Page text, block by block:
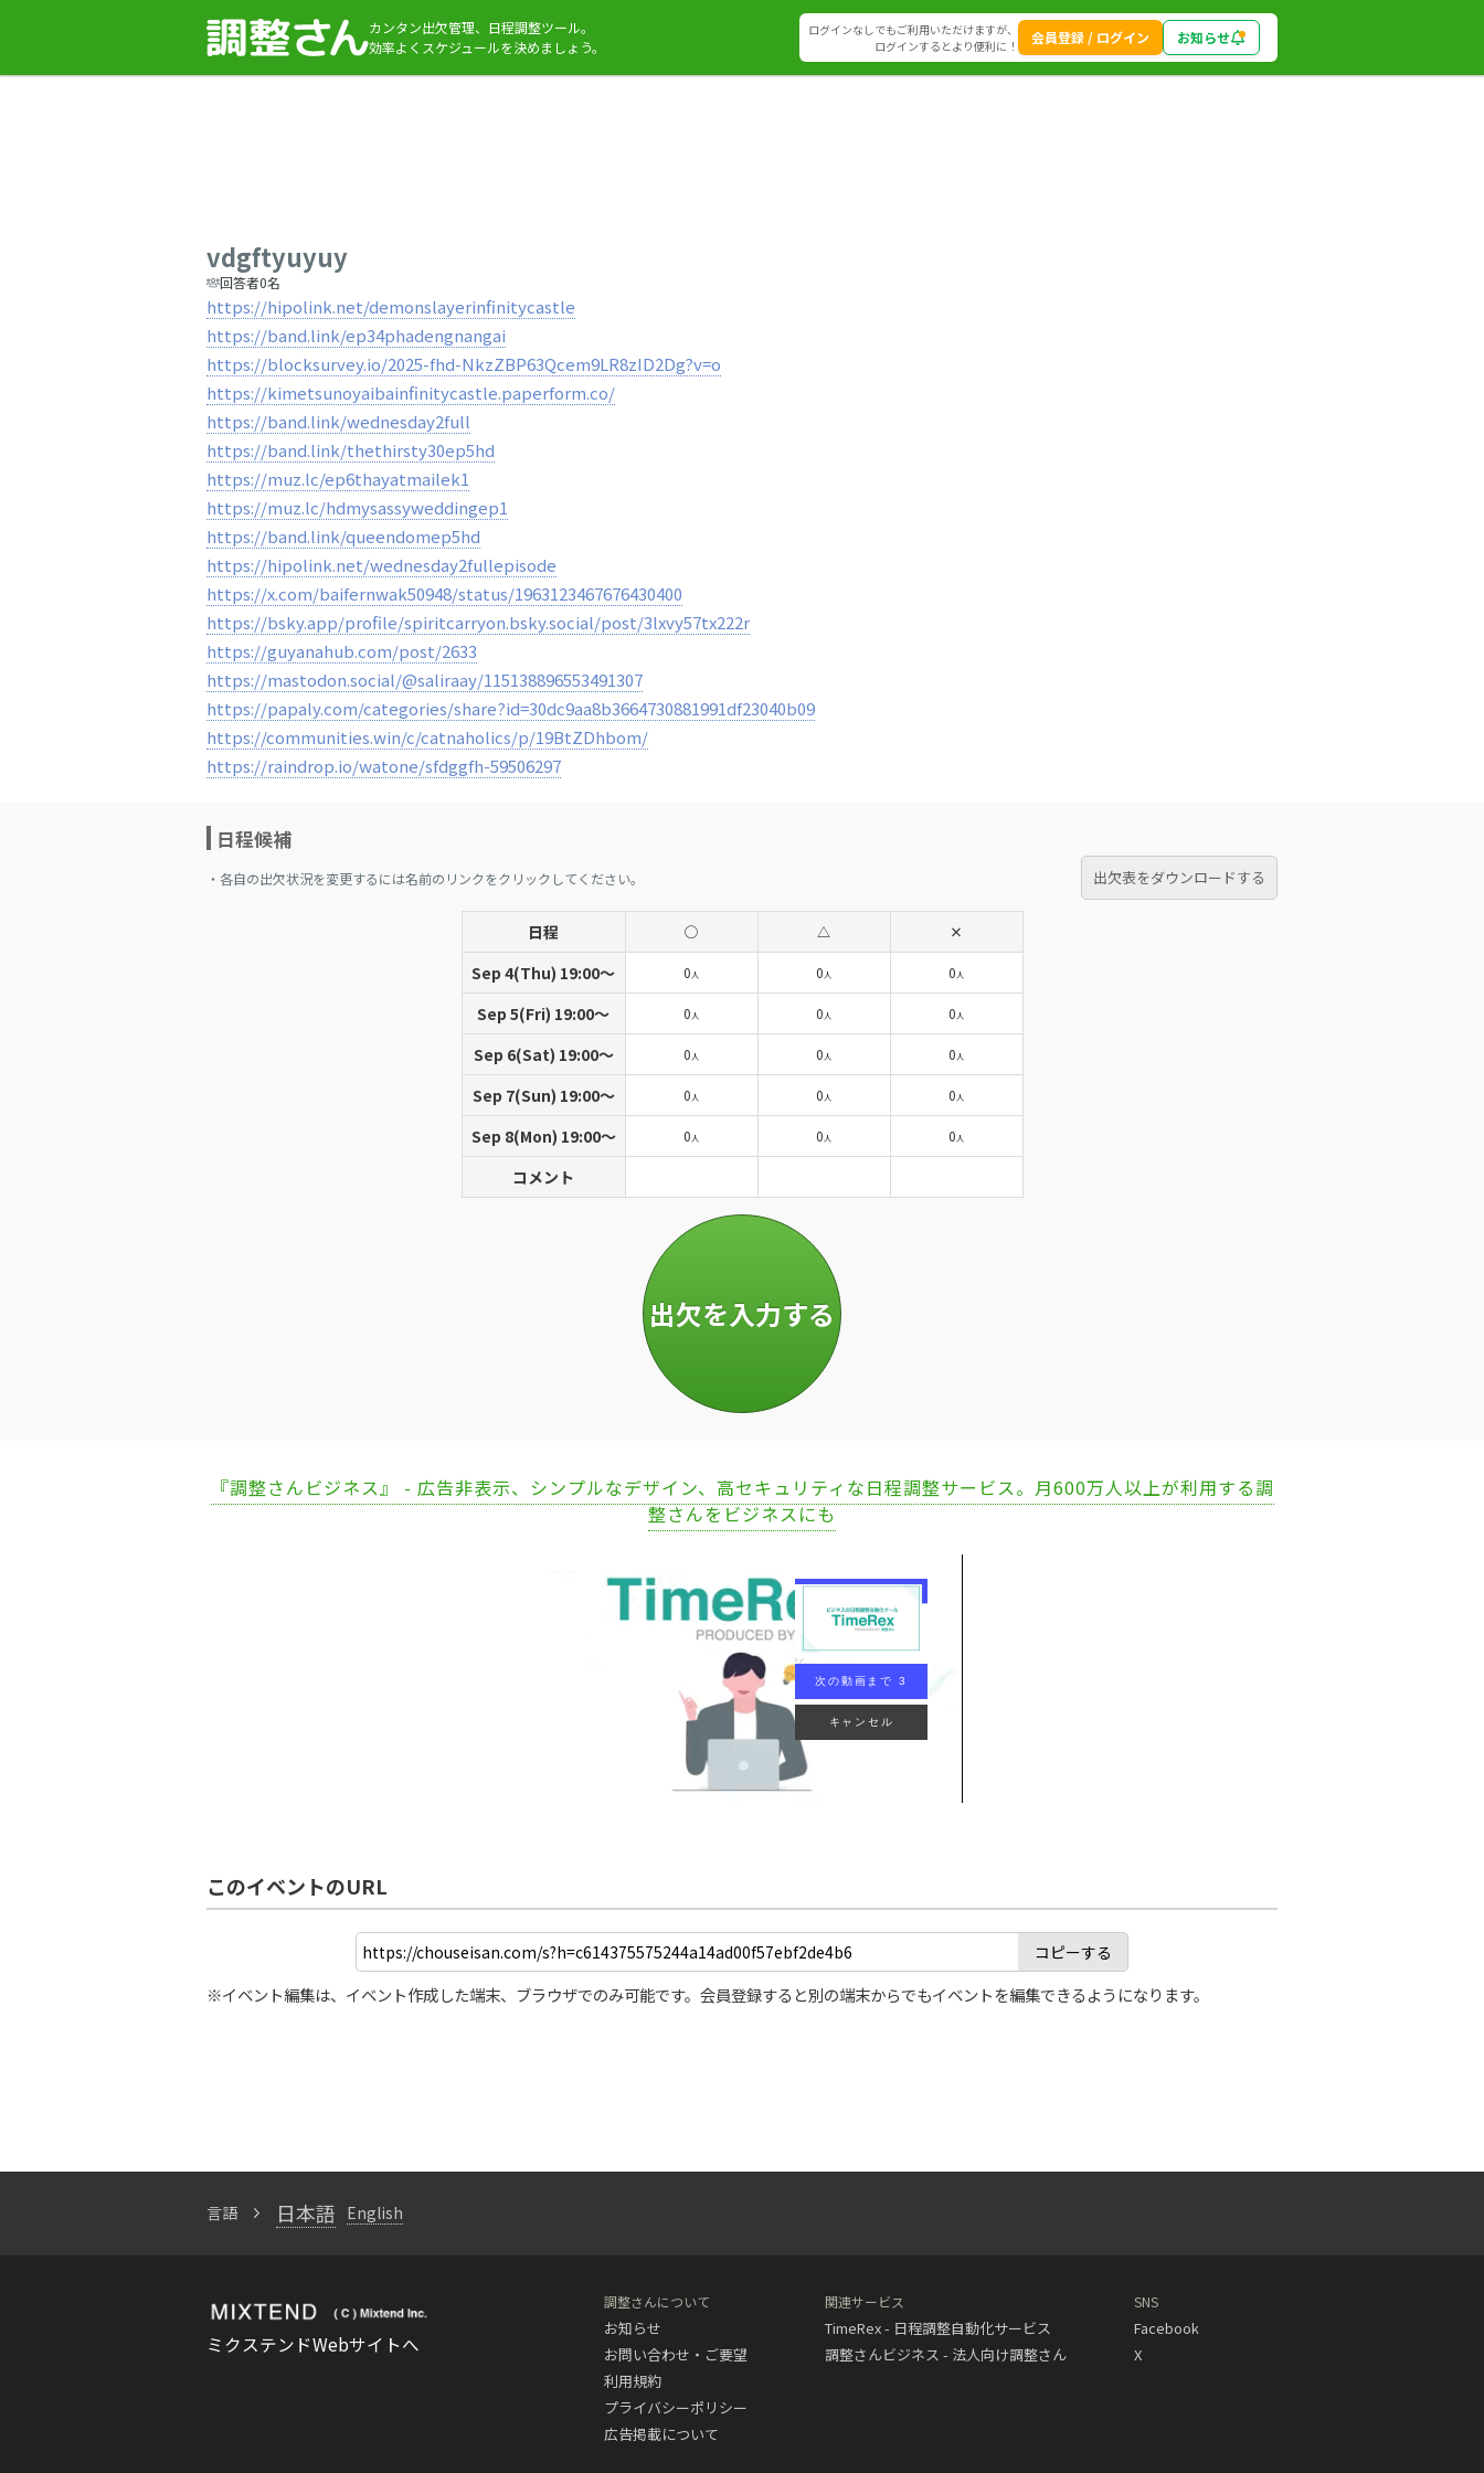
カンタン出欠管理、日程調整ツール。
効率よくスケジュールを決めましょう。
ログインなしでもご利用いただけますが、
ログインするとより便利に！
会員登録 / ログイン お知らせ
vdgftyuyuy
回答者0名
https://hipolink.net/demonslayerinfinitycastle
https://band.link/ep34phadengnangai
https://blocksurvey.io/2025-fhd-NkzZBP63Qcem9LR8zID2Dg?v=o
https://kimetsunoyaibainfinitycastle.paperform.co/
https://band.link/wednesday2full
https://band.link/thethirsty30ep5hd
https://muz.lc/ep6thayatmailek1
https://muz.lc/hdmysassyweddingep1
https://band.link/queendomep5hd
https://hipolink.net/wednesday2fullepisode
https://x.com/baifernwak50948/status/1963123467676430400
https://bsky.app/profile/spiritcarryon.bsky.social/post/3lxvy57tx222r
https://guyanahub.com/post/2633
https://mastodon.social/@saliraay/115138896553491307
https://papaly.com/categories/share?id=30dc9aa8b3664730881991df23040b09
https://communities.win/c/catnaholics/p/19BtZDhbom/
https://raindrop.io/watone/sfdggfh-59506297
日程候補
・各自の出欠状況を変更するには名前のリンクをクリックしてください。 出欠表をダウンロードする
日程 ◯ △ ×
Sep 4(Thu) 19:00〜 0人 0人 0人
Sep 5(Fri) 19:00〜 0人 0人 0人
Sep 6(Sat) 19:00〜 0人 0人 0人
Sep 7(Sun) 19:00〜 0人 0人 0人
Sep 8(Mon) 19:00〜 0人 0人 0人
コメント
『調整さんビジネス』 - 広告非表示、シンプルなデザイン、高セキュリティな日程調整サービス。月600万人以上が利用する調
整さんをビジネスにも
次の動画まで 2
キャンセル
このイベントのURL
コピーする
※イベント編集は、イベント作成した端末、ブラウザでのみ可能です。会員登録すると別の端末からでもイベントを編集できるようになります。
言語 日本語 English
ミクステンドWebサイトへ
調整さんについて
お知らせ
お問い合わせ・ご要望
利用規約
プライバシーポリシー
広告掲載について
関連サービス
TimeRex - 日程調整自動化サービス
調整さんビジネス - 法人向け調整さん
SNS
Facebook
X